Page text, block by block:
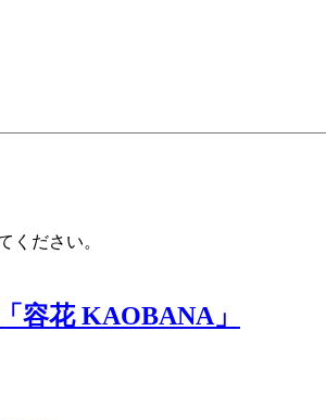
ください。
容花 KAOBANA」